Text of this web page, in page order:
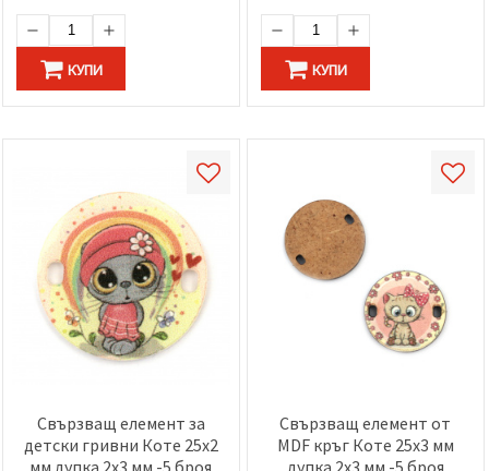
КУПИ КУПИ
Свързващ елемент за
детски гривни Коте 25x2
мм дупка 2x3 мм -5 броя
Свързващ елемент от
MDF кръг Коте 25x3 мм
дупка 2x3 мм -5 броя